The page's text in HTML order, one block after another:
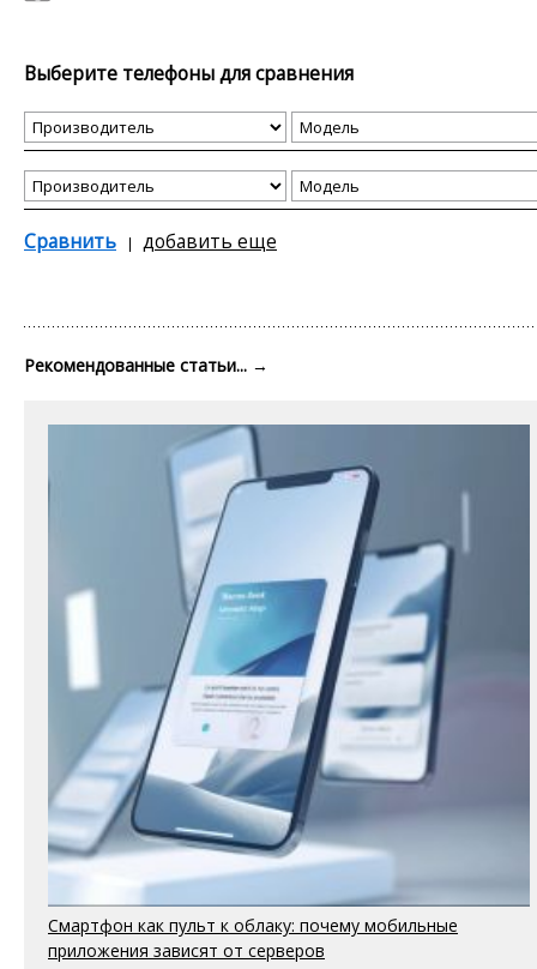
Выберите телефоны для сравнения
Сравнить добавить еще
Рекомендованные статьи... →
Смартфон как пульт к облаку: почему мобильные
приложения зависят от серверов